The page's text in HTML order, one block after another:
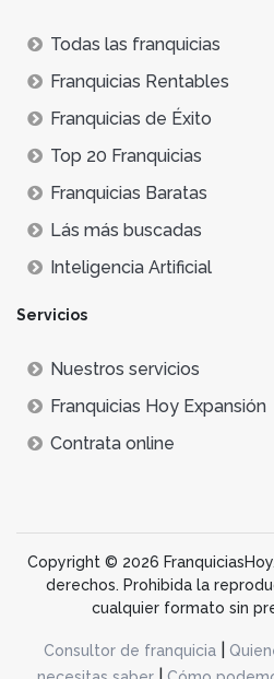
Todas las franquicias
Franquicias Rentables
Franquicias de Éxito
Top 20 Franquicias
Franquicias Baratas
Lás más buscadas
Inteligencia Artificial
Servicios
Nuestros servicios
Franquicias Hoy Expansión
Contrata online
Copyright © 2026
derechos. Prohibida la
cualquier formato sin
Consultor de franquicia